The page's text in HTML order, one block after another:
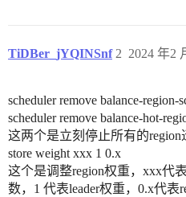
TiDBer_jYQINSnf 2024 年2
2
scheduler remove balance-region-
scheduler remove balance-hot-
这两个是立刻停止所有的
store weight xxx 1 0.x
这个是调整region权重，xxx代
数，1 代表leader权重，0.x代表